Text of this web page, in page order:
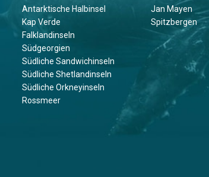
Antarktische Halbinsel
Kap Verde
Falklandinseln
Südgeorgien
Südliche Sandwichinseln
Südliche Shetlandinseln
Südliche Orkneyinseln
Rossmeer
Jan Mayen
Spitzbergen